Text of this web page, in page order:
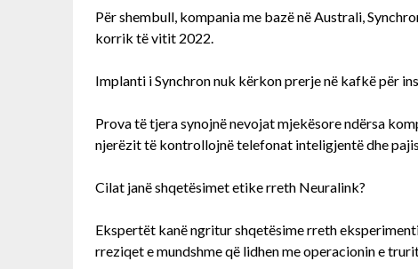
Për shembull, kompania me bazë në Australi,
korrik të vitit 2022.
Implanti i Synchron nuk kërkon prerje në kafkë për
Prova të tjera synojnë nevojat mjekësore ndërsa
njerëzit të kontrollojnë telefonat inteligjentë dhe
Cilat janë shqetësimet etike rreth Neuralink?
Ekspertët kanë ngritur shqetësime rreth
rreziqet e mundshme që lidhen me operacionin e